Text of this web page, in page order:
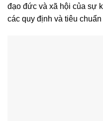
đạo đức và xã hội của sự
các quy định và tiêu